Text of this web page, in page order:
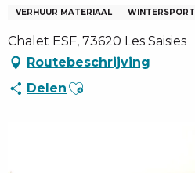
VERHUUR MATERIAAL WINTERSPORT
Chalet ESF, 73620 Les Saisies
Routebeschrijving
Delen Ajouter aux favoris